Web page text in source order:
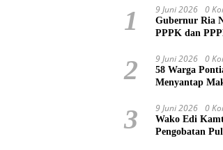
1 9 Juni 2026 0
Gubernur Ria
PPPK dan
2 9 Juni 2026 0
58 Warga
Menyantap
3 9 Juni 2026 0
Wako Edi
Pengobatan